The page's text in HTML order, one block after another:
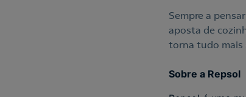
Sempre a
aposta de
torna tudo mais
Sobre a Repsol